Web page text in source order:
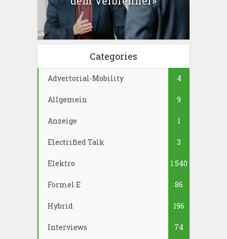
Categories
Advertorial-Mobility 4
Allgemein 9
Anzeige 1
Electrified Talk 3
Elektro 1.540
Formel E 86
Hybrid 196
Interviews 74